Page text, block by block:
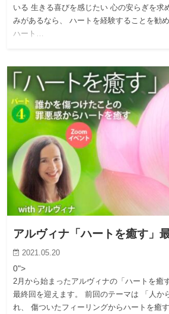
いる 生きる喜びを感じたい 心の安らぎを求
みがあるなら、 ハートを経験することを勧
ハート…
アルヴィナ「ハートを癒す」
2021.05.20
0">
2月から始まったアルヴィナの「ハートを癒
最終回を迎えます。 前回のテーマは 「人か
れ、 傷ついたフィーリングからハートを癒